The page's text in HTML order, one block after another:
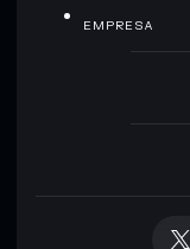
EMPRESA